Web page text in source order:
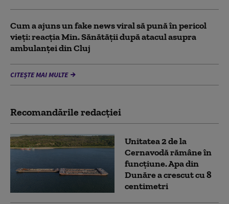
Cum a ajuns un fake news viral să pună în pericol
vieți: reacția Min. Sănătății după atacul asupra
ambulanței din Cluj
CITEȘTE MAI MULTE
Recomandările redacţiei
Unitatea 2 de la
Cernavodă rămâne în
funcțiune. Apa din
Dunăre a crescut cu 8
centimetri